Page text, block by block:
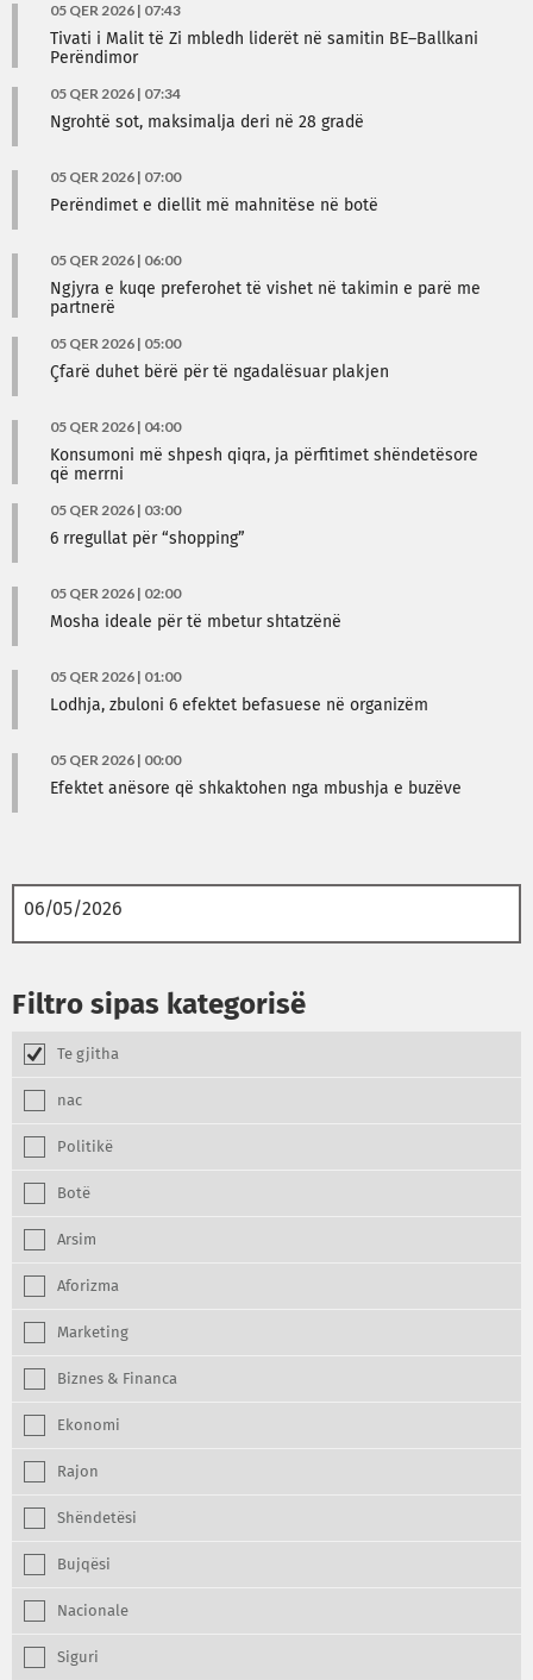
05 QER 2026 | 07:43
Tivati i Malit të Zi mbledh liderët në samitin BE–Ballkani
Perëndimor
05 QER 2026 | 07:34
Ngrohtë sot, maksimalja deri në 28 gradë
05 QER 2026 | 07:00
Perëndimet e diellit më mahnitëse në botë
05 QER 2026 | 06:00
Ngjyra e kuqe preferohet të vishet në takimin e parë me
partnerë
05 QER 2026 | 05:00
Çfarë duhet bërë për të ngadalësuar plakjen
05 QER 2026 | 04:00
Konsumoni më shpesh qiqra, ja përfitimet shëndetësore
që merrni
05 QER 2026 | 03:00
6 rregullat për “shopping”
05 QER 2026 | 02:00
Mosha ideale për të mbetur shtatzënë
05 QER 2026 | 01:00
Lodhja, zbuloni 6 efektet befasuese në organizëm
05 QER 2026 | 00:00
Efektet anësore që shkaktohen nga mbushja e buzëve
Filtro sipas kategorisë
Te gjitha
nac
Politikë
Botë
Arsim
Aforizma
Marketing
Biznes & Financa
Ekonomi
Rajon
Shëndetësi
Bujqësi
Nacionale
Siguri